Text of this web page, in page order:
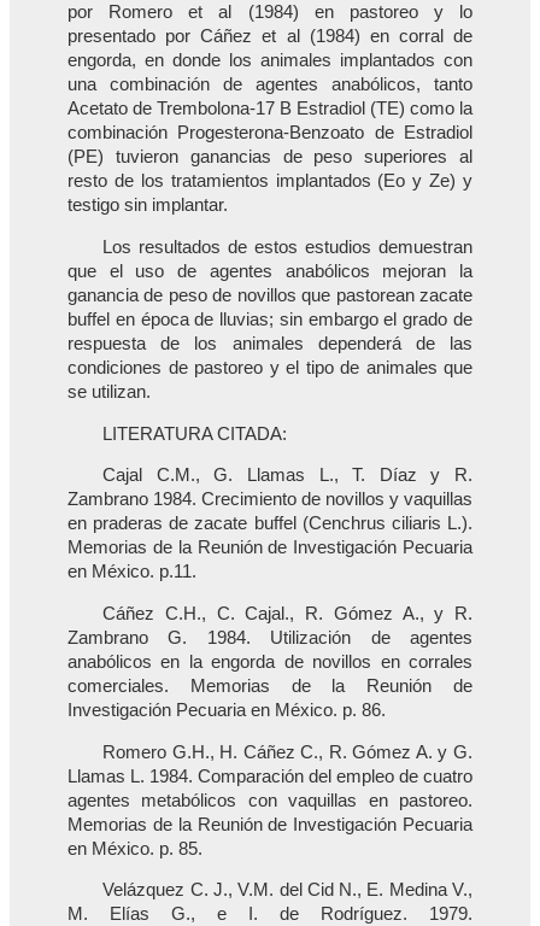
por Romero et al (1984) en pastoreo y lo
presentado por Cáñez et al (1984) en corral de
engorda, en donde los animales implantados con
una combinación de agentes anabólicos, tanto
Acetato de Trembolona-17 B Estradiol (TE) como la
combinación Progesterona-Benzoato de Estradiol
(PE) tuvieron ganancias de peso superiores al
resto de los tratamientos implantados (Eo y Ze) y
testigo sin implantar.
Los resultados de estos estudios demuestran
que el uso de agentes anabólicos mejoran la
ganancia de peso de novillos que pastorean zacate
buffel en época de lluvias; sin embargo el grado de
respuesta de los animales dependerá de las
condiciones de pastoreo y el tipo de animales que
se utilizan.
LITERATURA CITADA:
Cajal C.M., G. Llamas L., T. Díaz y R.
Zambrano 1984. Crecimiento de novillos y vaquillas
en praderas de zacate buffel (Cenchrus ciliaris L.).
Memorias de la Reunión de Investigación Pecuaria
en México. p.11.
Cáñez C.H., C. Cajal., R. Gómez A., y R.
Zambrano G. 1984. Utilización de agentes
anabólicos en la engorda de novillos en corrales
comerciales. Memorias de la Reunión de
Investigación Pecuaria en México. p. 86.
Romero G.H., H. Cáñez C., R. Gómez A. y G.
Llamas L. 1984. Comparación del empleo de cuatro
agentes metabólicos con vaquillas en pastoreo.
Memorias de la Reunión de Investigación Pecuaria
en México. p. 85.
Velázquez C. J., V.M. del Cid N., E. Medina V.,
M. Elías G., e I. de Rodríguez. 1979.